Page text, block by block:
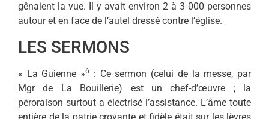
gênaient la vue. Il y avait environ 2 à 3 000 personnes
autour et en face de l’autel dressé contre l’église.
LES SERMONS
« La Guienne »6
: Ce sermon (celui de la messe, par
Mgr de La Bouillerie) est un chef-d’œu­vre ; la
péroraison surtout a électrisé l’assistance. L’âme toute
entière de la patrie croyante et fidèle était sur les lèvres